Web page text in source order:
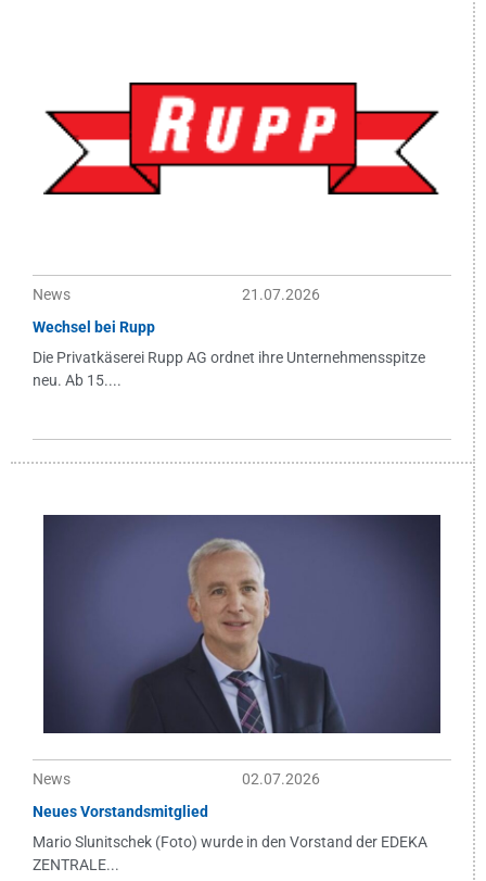
News
21.07.2026
Wechsel bei Rupp
Die Privatkäserei Rupp AG ordnet ihre Unternehmensspitze
neu. Ab 15....
News
02.07.2026
Neues Vorstandsmitglied
Mario Slunitschek (Foto) wurde in den Vorstand der EDEKA
ZENTRALE...